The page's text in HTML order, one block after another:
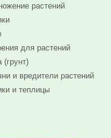
растений
для растений
(грунт)
и вредители растений
и теплицы